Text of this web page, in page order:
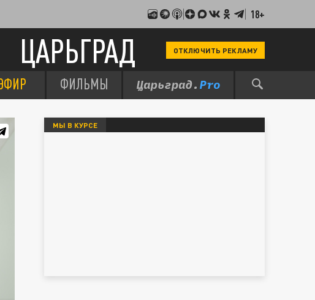
18+
ЦАРЬГРАД ОТКЛЮЧИТЬ РЕКЛАМУ
ФИЛЬМЫ
МЫ В КУРСЕ